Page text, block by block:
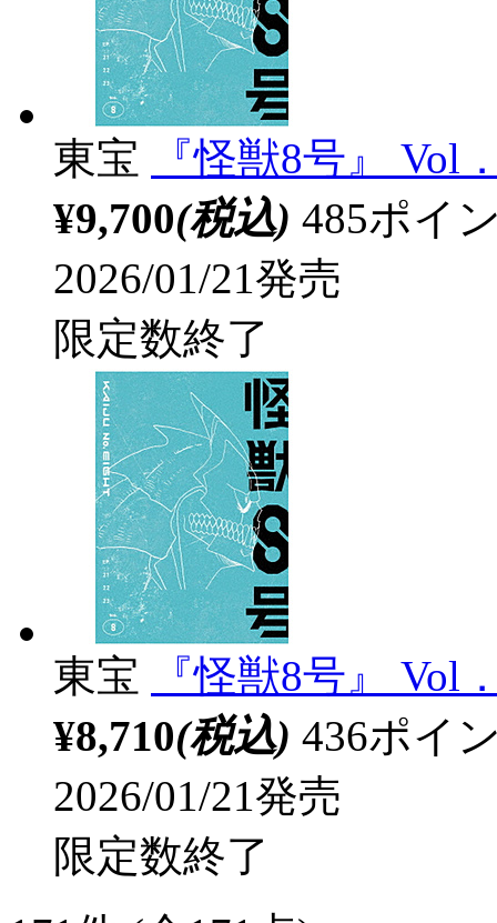
東宝
『怪獣8号』 Vol
¥9,700(税込) 485ポイ
2026/01/21発売
限定数終了
東宝
『怪獣8号』 Vol
¥8,710(税込) 436ポイ
2026/01/21発売
限定数終了